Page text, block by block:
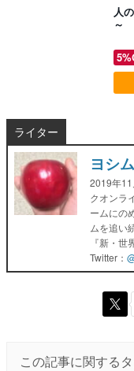
人
～
ライター
ヨシ
2019年11
クオンラ
ームにの
ムを追い
『新・世
Twitter：
この記事に関する